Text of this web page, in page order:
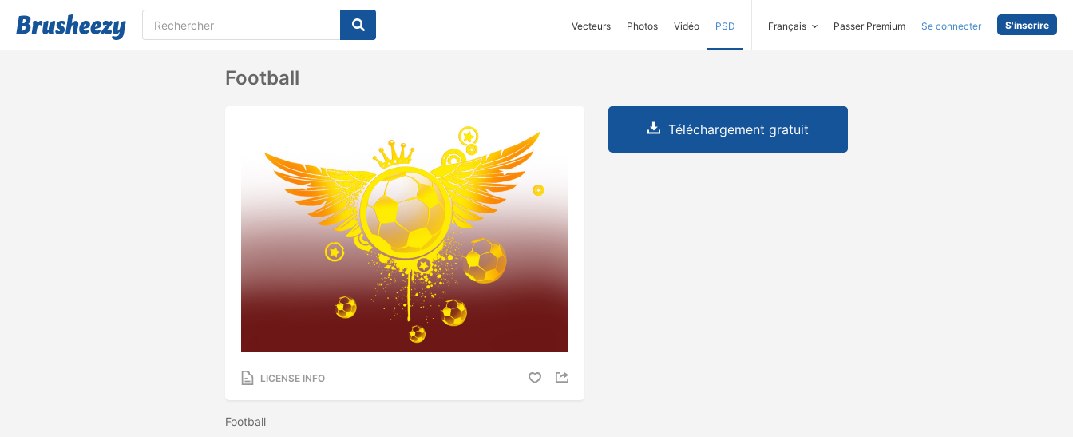
Vecteurs Photos Vidéo PSD Français Passer Premium Se connecter S'inscrire
Football
LICENSE INFO
Football
Téléchargement gratuit